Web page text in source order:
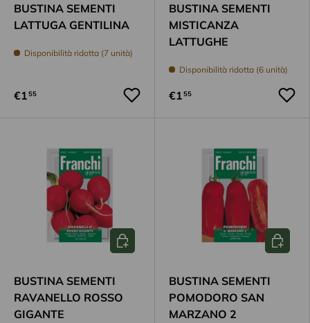
BUSTINA SEMENTI
LATTUGA GENTILINA
Disponibilità ridotta (7 unità)
€155
BUSTINA SEMENTI
MISTICANZA
LATTUGHE
Disponibilità ridotta (6 unità)
€155
BUSTINA SEMENTI
RAVANELLO ROSSO
GIGANTE
Aggiungi al carrello
BUSTINA SEMENTI
POMODORO SAN
MARZANO 2